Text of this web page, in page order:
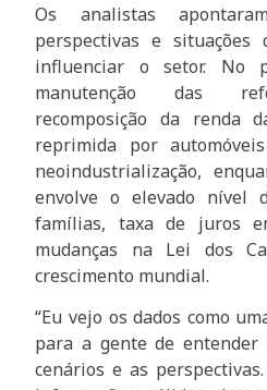
Os analistas
perspectivas e
influenciar o setor. No
manutenção das
recomposição da renda
reprimida por
neoindustrialização,
envolve o elevado nível
famílias, taxa de juros
mudanças na Lei dos
crescimento mundial.
“Eu vejo os dados como
para a gente de entender
cenários e as